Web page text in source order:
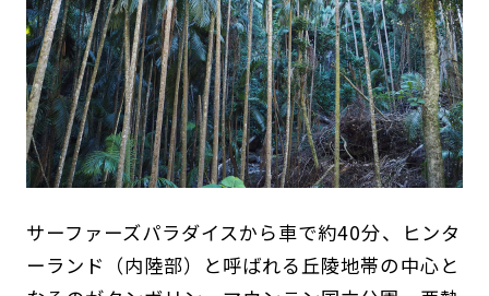
サーファーズパラダイスから車で約40分、ヒンタ
ーランド（内陸部）と呼ばれる丘陵地帯の中心と